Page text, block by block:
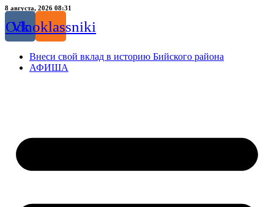
Перейти
к
содержимому
8 августа, 2026 08:31
Vk
Odnoklassniki
Внеси свой вклад в историю Бийского района
АФИША